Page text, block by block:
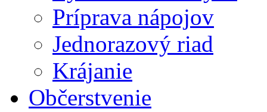
Príprava nápojov
Jednorazový riad
Krájanie
Občerstvenie